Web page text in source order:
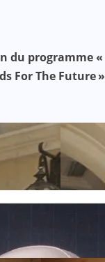
du programme «
For The Future »